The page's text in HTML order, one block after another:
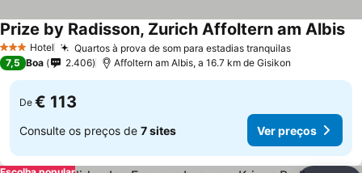
3 EstrelasHotel Quartos à prova de som para estadias tranquilasVer preços
Prize by Radisson, Zurich Affoltern am Albis
7,5 Boa 2.406 Affoltern am Albis, a 16.7 km de Gisikon
De € 113
Consulte os preços de 7 sites Ver preços